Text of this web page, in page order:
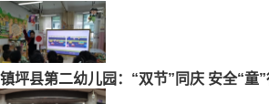
镇坪县第二幼儿园：“双节”同庆 安全“童